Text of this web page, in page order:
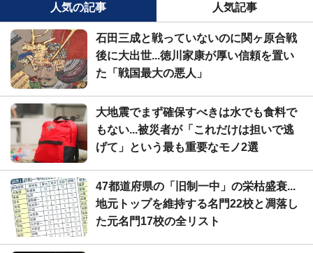
人気の記事
人気記事
石田三成と戦っていないのに関ヶ原合戦
後に大出世...徳川家康が厚い信頼を置い
た「戦国最大の悪人」
大地震でまず確保すべきは水でも食料で
もない...被災者が「これだけは担いで逃
げて」という最も重要なモノ2選
47都道府県の「旧制一中」の栄枯盛衰...
地元トップを維持する名門22校と凋落し
た元名門17校の全リスト